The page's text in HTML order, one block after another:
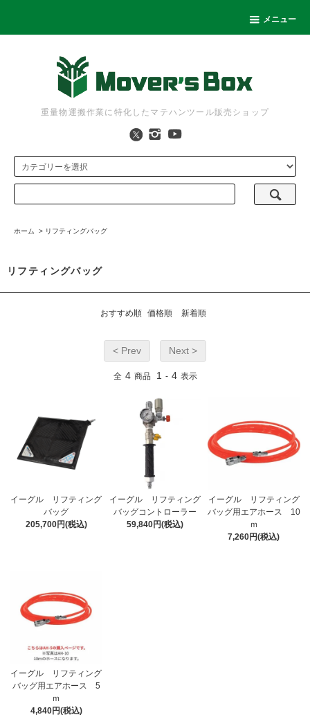
メニュー
重量物運搬作業に特化したマテハンツール販売ショップ
ホーム > リフティングバッグ
リフティングバッグ
おすすめ順 価格順 新着順
< Prev Next >
全 4 商品 1 - 4 表示
イーグル リフティング
バッグ
205,700円(税込)
イーグル リフティング
バッグコントローラー
59,840円(税込)
イーグル リフティング
バッグ用エアホース 10
ｍ
7,260円(税込)
イーグル リフティング
バッグ用エアホース 5
ｍ
4,840円(税込)